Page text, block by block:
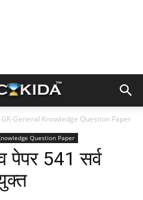
GK-General Knowledge Question Paper
Question Paper
पेपर 541 सर्व